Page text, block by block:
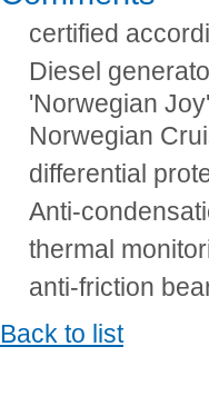
certified
Diesel
'Norwegian
Norwegian
differential
Anti-
thermal
anti-friction
Back to list